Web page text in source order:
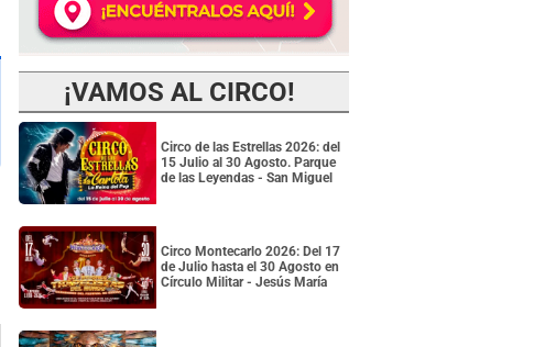
¡VAMOS AL CIRCO!
Circo de las Estrellas 2026: del
15 Julio al 30 Agosto. Parque
de las Leyendas - San Miguel
Circo Montecarlo 2026: Del 17
de Julio hasta el 30 Agosto en
Círculo Militar - Jesús María